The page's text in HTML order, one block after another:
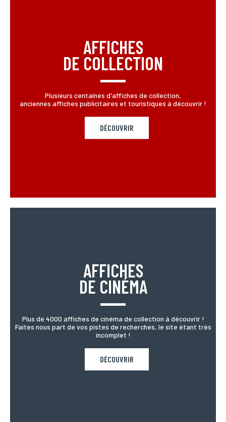
AFFICHES
DE COLLECTION
Plusieurs centaines d'affiches de collection,
anciennes affiches publicitaires et touristiques à découvrir !
DÉCOUVRIR
AFFICHES
DE CINÉMA
Plus de 4000 affiches de cinéma de collection à découvrir !
Faites nous part de vos pistes de recherches, le site étant très
incomplet !
DÉCOUVRIR